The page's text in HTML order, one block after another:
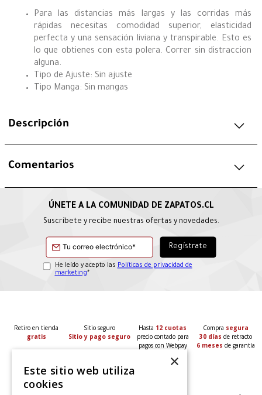
Para las distancias más largas y las corridas más
rápidas necesitas comodidad superior, elasticidad
perfecta y una sensación liviana y transpirable. Esto es
lo que obtienes con esta polera. Correr sin distraccion
alguna.
Tipo de Ajuste: Sin ajuste
Tipo Manga: Sin mangas
Descripción
Comentarios
Suscríbete y recibe nuestras ofertas y novedades.
He leído y acepto las Políticas de privacidad de
marketing*
Retiro en tienda
gratis
Sitio seguro
Sitio y pago seguro
Hasta 12 cuotas
precio contado para
pagos con Webpay
Compra segura
30 días de retracto
6 meses de garantía
×
Este sitio web utiliza
cookies